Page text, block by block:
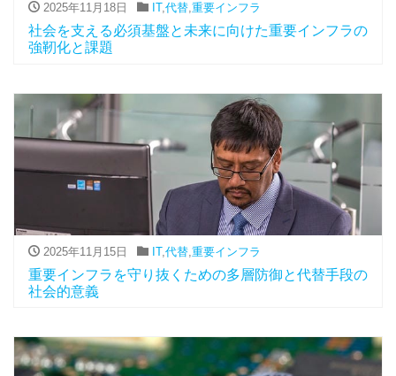
2025年11月18日 IT,代替,重要インフラ
社会を支える必須基盤と未来に向けた重要インフラの
強靭化と課題
2025年11月15日 IT, 代替, 重要インフラ
重要インフラを守り抜くための多層防御と代替手段の
社会的意義